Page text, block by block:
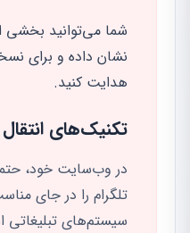
شما می‌توانید بخشی
نشان داده و برای
هدایت کنید.
تکنیک‌های
در وب‌سایت خود،
تلگرام را در جای
سیستم‌های تبلیغاتی